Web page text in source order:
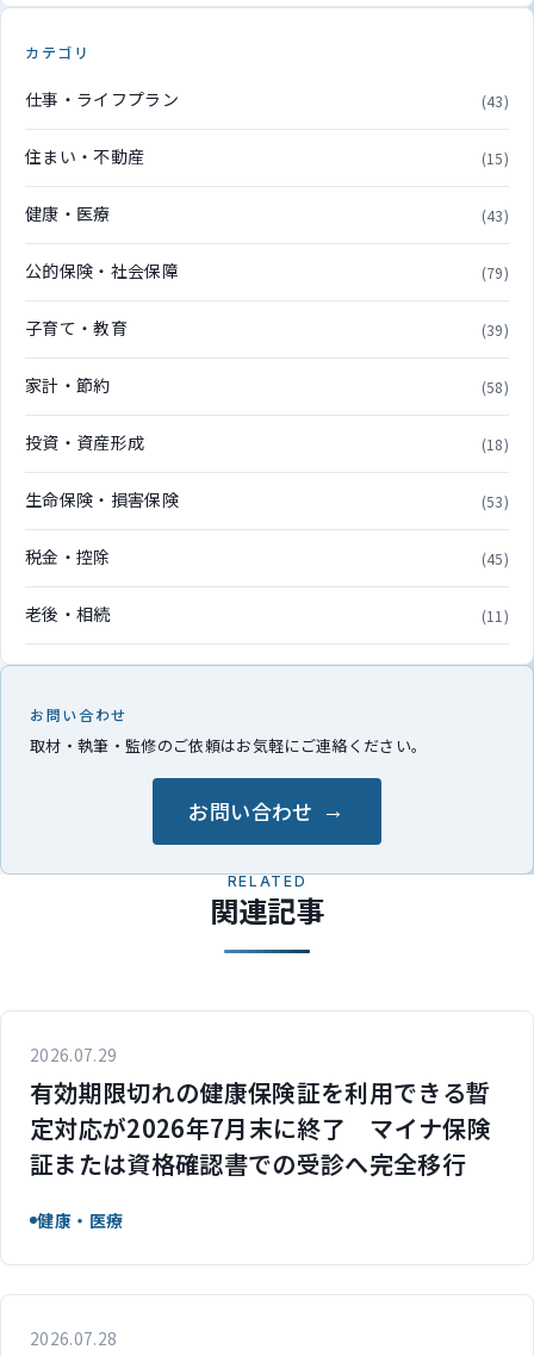
カテゴリ
仕事・ライフプラン (43)
住まい・不動産 (15)
健康・医療 (43)
公的保険・社会保障 (79)
子育て・教育 (39)
家計・節約 (58)
投資・資産形成 (18)
生命保険・損害保険 (53)
税金・控除 (45)
老後・相続 (11)
お問い合わせ
取材・執筆・監修のご依頼はお気軽にご連絡ください。
お問い合わせ
RELATED
関連記事
2026.07.29
有効期限切れの健康保険証を利用できる暫
定対応が2026年7月末に終了 マイナ保険
証または資格確認書での受診へ完全移行
健康・医療
2026.07.28